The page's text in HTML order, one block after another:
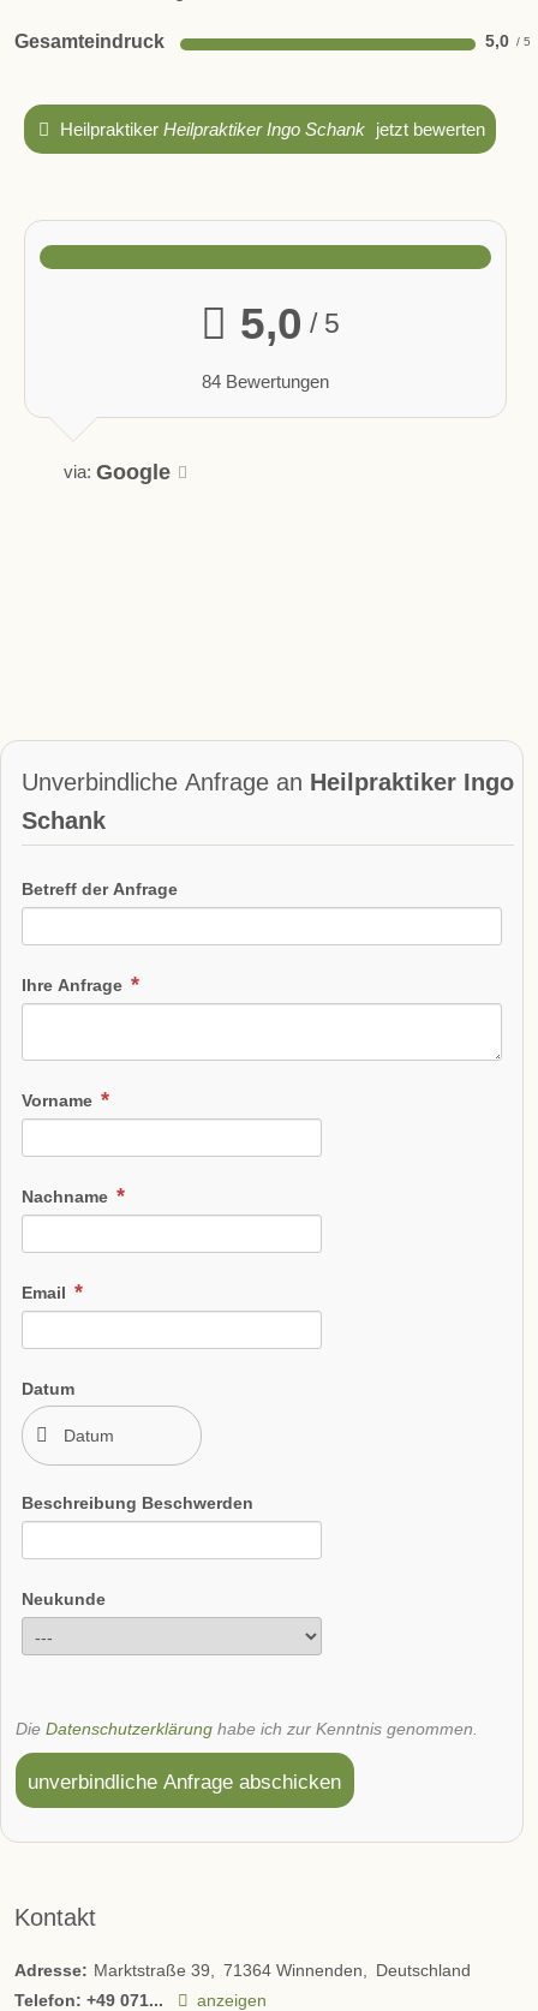
Gesamteindruck 5,0
Heilpraktiker Heilpraktiker Ingo Schank jetzt bewerten
5,0 / 5
84 Bewertungen
via: Google
Unverbindliche Anfrage an Heilpraktiker Ingo
Schank
Betreff der Anfrage
Ihre Anfrage
Vorname
Nachname
Email
Datum
Beschreibung Beschwerden
Neukunde
Die Datenschutzerklärung habe ich zur Kenntnis genommen.
unverbindliche Anfrage abschicken
Kontakt
Adresse: Marktstraße 39 71364 Winnenden
Deutschland
Telefon: +49 071...
anzeigen